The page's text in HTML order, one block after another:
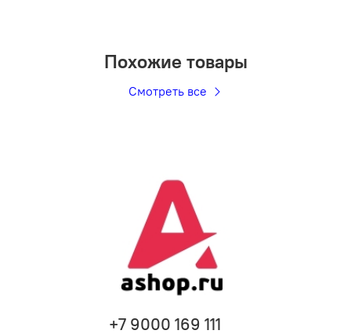
Похожие товары
Смотреть все
+7 9000 169 111